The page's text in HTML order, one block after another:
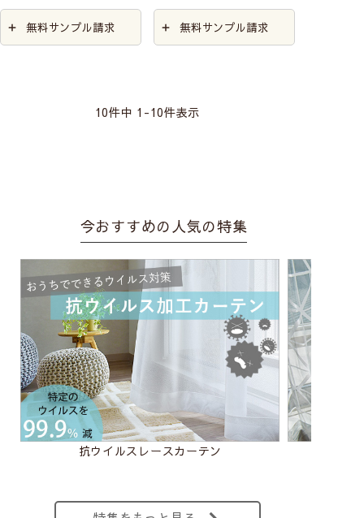
無料サンプル請求 無料サンプル請求
10件中 1 -10件表示
今おすすめの人気の特集
抗ウイルスレースカーテン